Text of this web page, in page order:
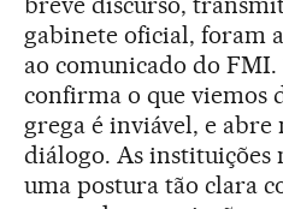
gabinete oficial, foram
ao comunicado do FMI.
confirma o que viemos
grega é inviável, e abre
diálogo. As instituições
uma postura tão clara